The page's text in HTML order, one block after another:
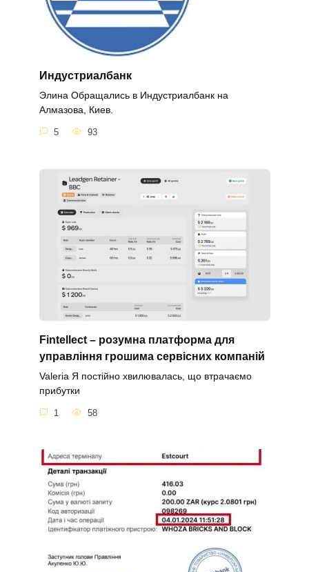
Индустриалбанк
Элина Обращались в Индустриалбанк на
Алмазова, Киев.
5 93
Fintellect – розумна платформа для
управління грошима сервісних компаній
Valeria Я постійно хвилювалась, що втрачаємо
прибутки
1 58